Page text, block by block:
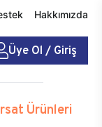
Hakkımızda
Üye Ol / Giriş
Ürünleri